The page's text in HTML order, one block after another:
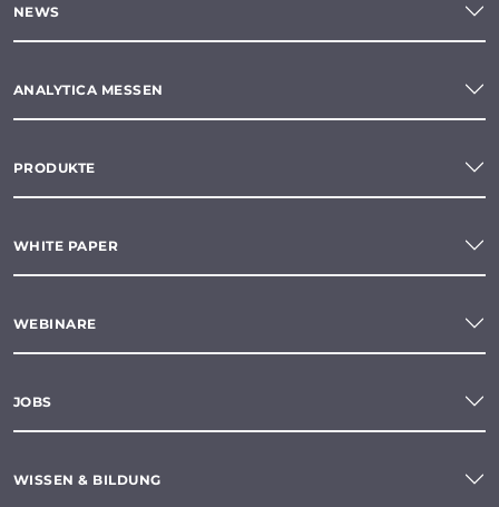
NEWS
ANALYTICA MESSEN
PRODUKTE
WHITE PAPER
WEBINARE
JOBS
WISSEN & BILDUNG